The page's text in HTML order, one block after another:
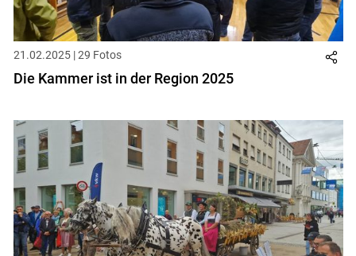
21.02.2025 | 29 Fotos
Die Kammer ist in der Region 2025